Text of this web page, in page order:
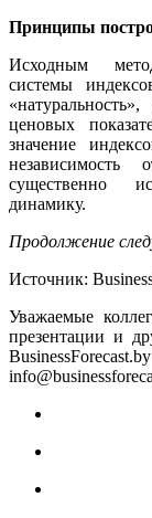
Принципы
Исходным
системы
ценовых
значение
независимость
существенно
динамику.
Продолжение
Источник:
Уважаемые
презентации и